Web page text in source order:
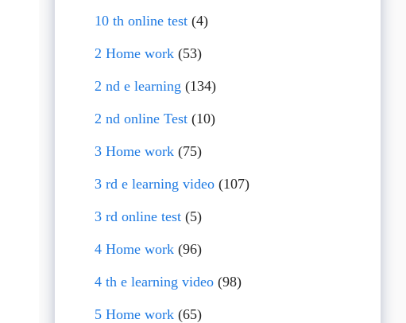
10 th online test (4)
2 Home work (53)
2 nd e learning (134)
2 nd online Test (10)
3 Home work (75)
3 rd e learning video (107)
3 rd online test (5)
4 Home work (96)
4 th e learning video (98)
5 Home work (65)